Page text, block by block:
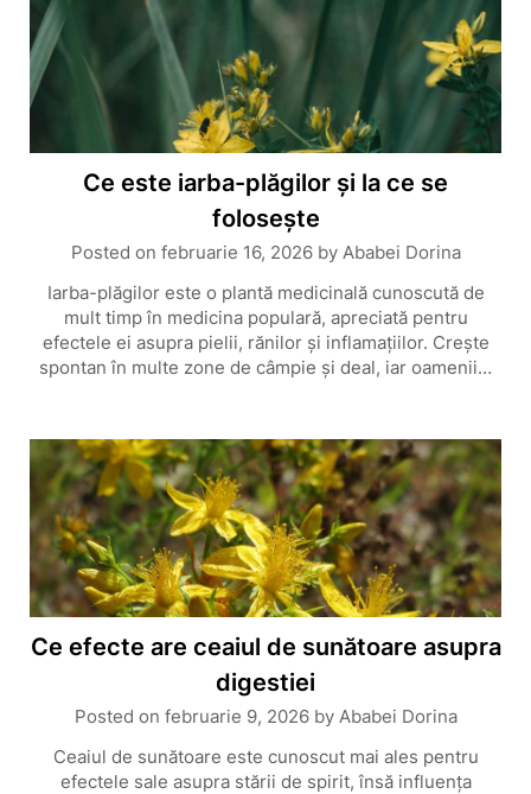
Ce este iarba-plăgilor și la ce se
folosește
Posted on februarie 16, 2026by Ababei Dorina
Iarba-plăgilor este o plantă medicinală cunoscută de
mult timp în medicina populară, apreciată pentru
efectele ei asupra pielii, rănilor și inflamațiilor. Crește
spontan în multe zone de câmpie și deal, iar oamenii…
Ce efecte are ceaiul de sunătoare asupra
digestiei
Posted on februarie 9, 2026by Ababei Dorina
Ceaiul de sunătoare este cunoscut mai ales pentru
efectele sale asupra stării de spirit, însă influența